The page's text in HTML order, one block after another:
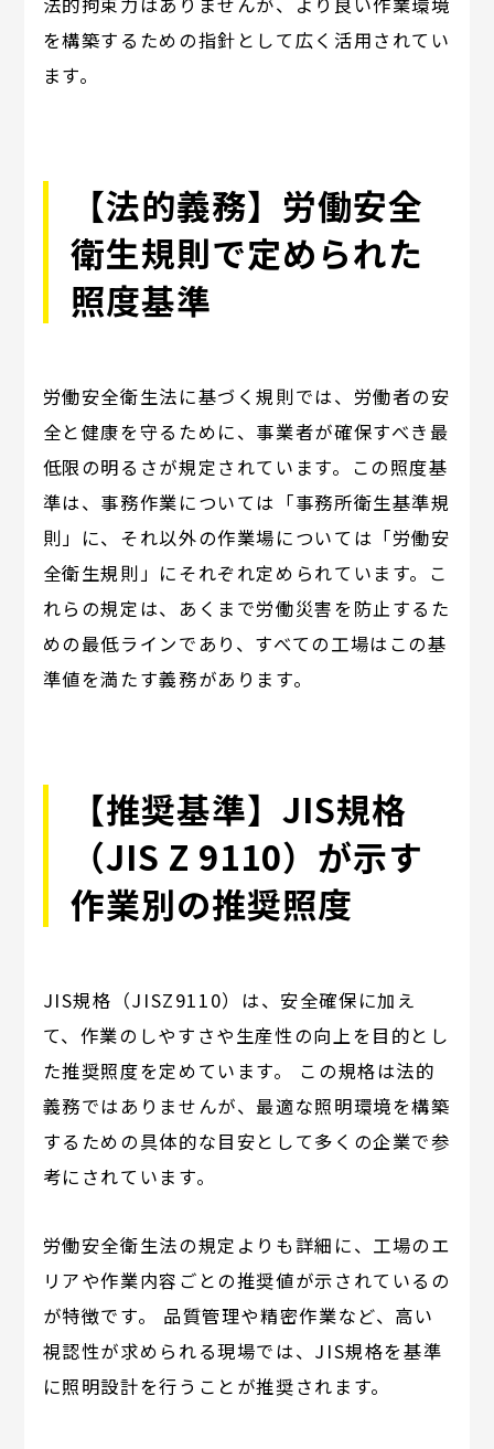
を構築するための指針として広く活用されてい
ます。
【法的義務】労働安全
衛生規則で定められた
照度基準
労働安全衛生法に基づく規則では、労働者の安
全と健康を守るために、事業者が確保すべき最
低限の明るさが規定されています。この照度基
準は、事務作業については「事務所衛生基準規
則」に、それ以外の作業場については「労働安
全衛生規則」にそれぞれ定められています。こ
れらの規定は、あくまで労働災害を防止するた
めの最低ラインであり、すべての工場はこの基
準値を満たす義務があります。
【推奨基準】JIS規格
（JIS Z 9110）が示す
作業別の推奨照度
JIS規格（JISZ9110）は、安全確保に加え
て、作業のしやすさや生産性の向上を目的とし
た推奨照度を定めています。 この規格は法的
義務ではありませんが、最適な照明環境を構築
するための具体的な目安として多くの企業で参
考にされています。
労働安全衛生法の規定よりも詳細に、工場のエ
リアや作業内容ごとの推奨値が示されているの
が特徴です。 品質管理や精密作業など、高い
視認性が求められる現場では、JIS規格を基準
に照明設計を行うことが推奨されます。